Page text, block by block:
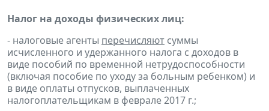
Налог на доходы физических лиц:
- налоговые агенты перечисляют суммы
исчисленного и удержанного налога с доходов в
виде пособий по временной нетрудоспособности
(включая пособие по уходу за больным ребенком) и
в виде оплаты отпусков, выплаченных
налогоплательщикам в феврале 2017 г.;